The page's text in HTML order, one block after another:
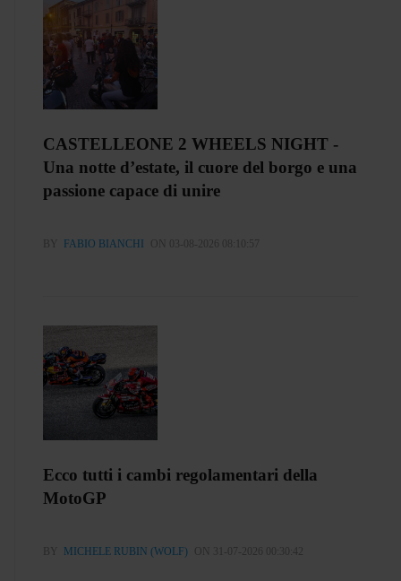
CASTELLEONE 2 WHEELS NIGHT -
Una notte d’estate, il cuore del borgo e una
passione capace di unire
BY FABIO BIANCHI ON 03-08-2026 08:10:57
Ecco tutti i cambi regolamentari della
MotoGP
BY MICHELE RUBIN (WOLF) ON 31-07-2026 00:30:42